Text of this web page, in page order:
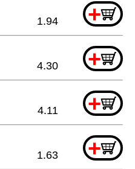
+
1.94
+
4.30
+
4.11
+
1.63